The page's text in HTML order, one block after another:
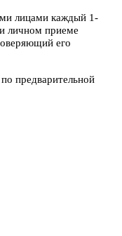
лицами каждый 1-
личном приеме
его
предварительной